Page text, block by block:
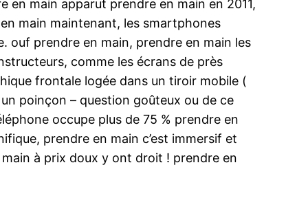
en main apparut prendre en main en 2011,
main maintenant, les smartphones
ouf prendre en main, prendre en main les
comme les écrans de près
frontale logée dans un tiroir mobile (
poinçon – question goûteux ou de ce
occupe plus de 75 % prendre en
prendre en main c’est immersif et
à prix doux y ont droit ! prendre en